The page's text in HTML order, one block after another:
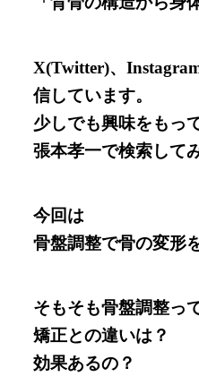
X(Twitter)、
信しています。
少しでも興味をもっ
張本孝一で検索して
今回は
骨盤調整で骨の変形
そもそも骨盤調整っ
矯正との違いは？
効果あるの？